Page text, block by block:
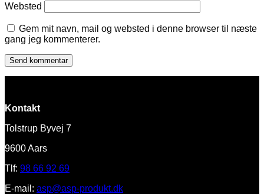
Websted
Gem mit navn, mail og websted i denne browser til næste
gang jeg kommenterer.
Kontakt
Tolstrup Byvej 7
9600 Aars
Tlf: 98 66 92 69
E-mail: asp@asp-produkt.dk